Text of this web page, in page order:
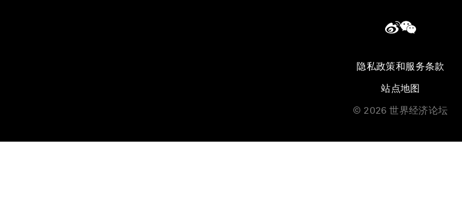
隐私政策和服务条款
站点地图
© 2026 世界经济论坛